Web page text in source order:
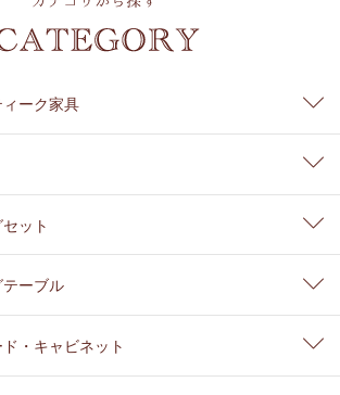
ーク家具
ット
テーブル
・キャビネット